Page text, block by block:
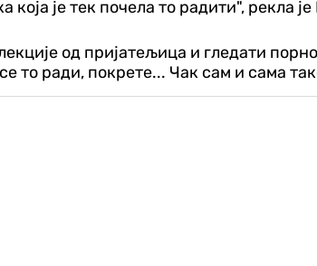
која је тек почела то радити", рекла
од пријатељица и гледати
то ради, покрете... Чак сам и сама